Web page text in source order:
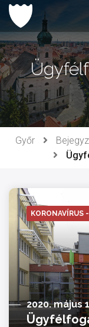
Ugrás
tartalomhoz
Győr
KORONAVÍRUS
2020. május